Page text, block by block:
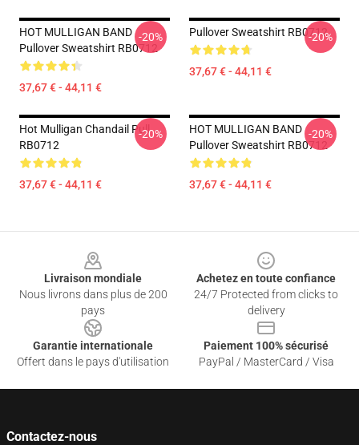
HOT MULLIGAN BAND
Pullover Sweatshirt RB0712
37,67 € - 44,11 €
-20% Pullover Sweatshirt RB0712
37,67 € - 44,11 €
-20%
Hot Mulligan Chandail Pull
RB0712
37,67 € - 44,11 €
-20%
HOT MULLIGAN BAND
Pullover Sweatshirt RB0712
37,67 € - 44,11 €
-20%
Livraison mondiale
Nous livrons dans plus de 200
pays
Achetez en toute confiance
24/7 Protected from clicks to
delivery
Garantie internationale
Offert dans le pays d'utilisation
Paiement 100% sécurisé
PayPal / MasterCard / Visa
Contactez-nous